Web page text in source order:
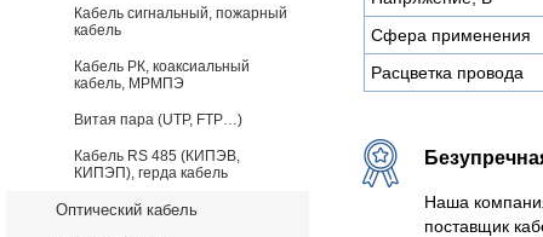
Кабель сигнальный, пожарный
кабель
Кабель РК, коаксиальный
кабель, МРМПЭ
Витая пара (UTP, FTP…)
Кабель RS 485 (КИПЭВ,
КИПЭП), герда кабель
Оптический кабель
Сфера применения
Расцветка провода
Наша
поставщик